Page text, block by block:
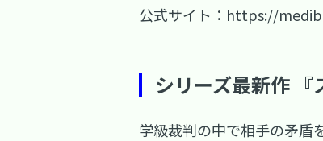
公式サイト： https://
シリーズ最新作
学級裁判の中で相手の矛盾